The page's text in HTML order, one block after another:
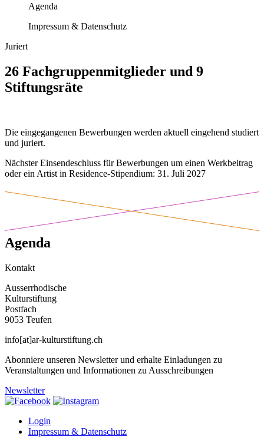
Agenda
Impressum & Datenschutz
Juriert
26 Fachgruppenmitglieder und 9
Stiftungsräte
Die eingegangenen Bewerbungen werden aktuell eingehend studiert
und juriert.
Nächster Einsendeschluss für Bewerbungen um einen Werkbeitrag
oder ein Artist in Residence-Stipendium: 31. Juli 2027
Agenda
Kontakt
Ausserrhodische
Kulturstiftung
Postfach
9053 Teufen
info[at]ar-kulturstiftung.ch
Abonniere unseren Newsletter und erhalte Einladungen zu
Veranstaltungen und Informationen zu Ausschreibungen
Newsletter
Login
Impressum & Datenschutz